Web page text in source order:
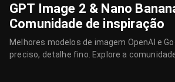
GPT Image 2 & Nano
Comunidade de inspiração
Melhores modelos de imagem OpenAI e
preciso, detalhe fino. Explore a